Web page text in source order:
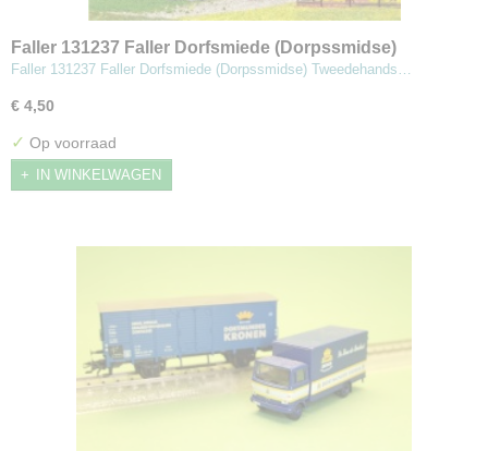
Faller 131237 Faller Dorfsmiede (Dorpssmidse)
Faller 131237 Faller Dorfsmiede (Dorpssmidse) Tweedehands…
€ 4,50
✓ Op voorraad
IN WINKELWAGEN